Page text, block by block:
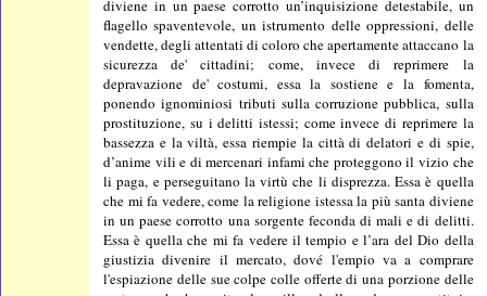
diviene in un paese corrotto un’inquisizione detestabile, un
flagello spaventevole, un istrumento delle oppressioni, delle
vendette, degli attentati di coloro che apertamente attaccano la
sicurezza de' cittadini; come, invece di reprimere la
depravazione de' costumi, essa la sostiene e la fomenta,
ponendo ignominiosi tributi sulla corruzione pubblica, sulla
prostituzione, su i delitti istessi; come invece di reprimere la
bassezza e la viltà, essa riempie la città di delatori e di spie,
d’anime vili e di mercenari infami che proteggono il vizio che
li paga, e perseguitano la virtù che li disprezza. Essa è quella
che mi fa vedere, come la religione istessa la più santa diviene
in un paese corrotto una sorgente feconda di mali e di delitti.
Essa è quella che mi fa vedere il tempio e l’ara del Dio della
giustizia divenire il mercato, dové l'empio va a comprare
l'espiazione delle sue colpe colle offerte di una porzione delle